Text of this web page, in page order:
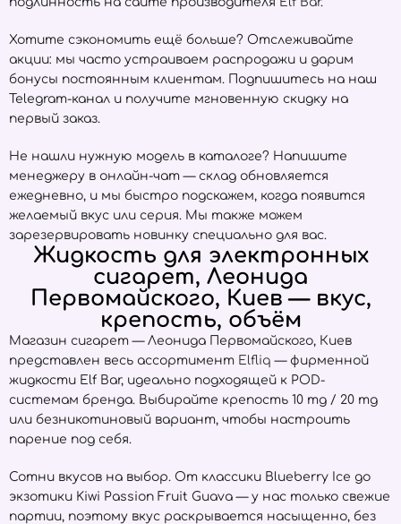
Хотите сэкономить ещё больше? Отслеживайте
акции: мы часто устраиваем распродажи и дарим
бонусы постоянным клиентам. Подпишитесь на наш
Telegram-канал и получите мгновенную скидку на
первый заказ.
Не нашли нужную модель в каталоге? Напишите
менеджеру в онлайн-чат — склад обновляется
ежедневно, и мы быстро подскажем, когда появится
желаемый вкус или серия. Мы также можем
зарезервировать новинку специально для вас.
Жидкость для электронных
сигарет, Леонида
Первомайского, Киев — вкус,
крепость, объём
Магазин сигарет — Леонида Первомайского, Киев
представлен весь ассортимент Elfliq — фирменной
жидкости Elf Bar, идеально подходящей к POD-
системам бренда. Выбирайте крепость 10 mg / 20 mg
или безникотиновый вариант, чтобы настроить
парение под себя.
Сотни вкусов на выбор. От классики Blueberry Ice до
экзотики Kiwi Passion Fruit Guava — у нас только свежие
партии, поэтому вкус раскрывается насыщенно, без